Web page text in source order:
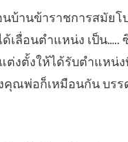
บ้านข้าราชการสมัย
ลื่อนตำแหน่ง เป็น…..
ต่งตั้งให้ได้รับตำแหน่
คุณพ่อก็เหมือนกัน บร